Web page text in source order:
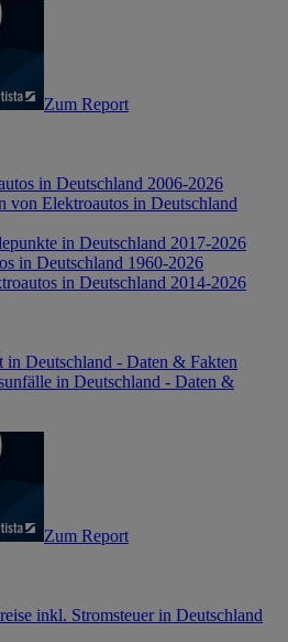
Zum Report
in Deutschland 2006-2026
von Elektroautos in Deutschland
in Deutschland 2017-2026
in Deutschland 1960-2026
in Deutschland 2014-2026
in Deutschland - Daten & Fakten
in Deutschland - Daten &
Zum Report
inkl. Stromsteuer in Deutschland